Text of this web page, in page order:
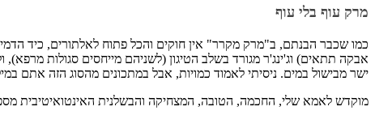
מרק עוף בלי עוף
כמו שכבר הבנתם, ב"מרק מקרר" אין חוקים והכל פתוח לאלתורים, כיד
אבקה תתאים) וג'ינג'ר מגורד בשלב הטיגון (לשניהם מייחסים סגולות
ישר מבישול במים. ניסיתי לאמוד כמויות, אבל במתכונים מהסוג הזה אתם
מוקדש לאמא שלי, החכמה, הטובה, המצחיקה והבשלנית האינטואיטיבית